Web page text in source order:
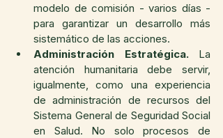
modelo de comisión - varios días -
para garantizar un desarrollo más
sistemático de las acciones.
Administración Estratégica. La
atención humanitaria debe servir,
igualmente, como una experiencia
de administración de recursos del
Sistema General de Seguridad Social
en Salud. No solo procesos de